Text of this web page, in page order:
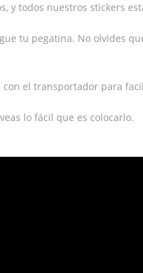
y todos nuestros stickers
tu pegatina. No olvides
con el transportador para
lo fácil que es colocarlo.